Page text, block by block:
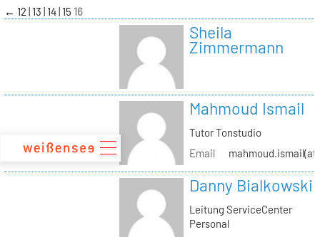
zum
Inhalt
← 12 13 14 15 16
Sheila
Zimmermann
Mahmoud Ismail
Tutor Tonstudio
Email
Danny Bialkowski
Leitung ServiceCenter
Personal